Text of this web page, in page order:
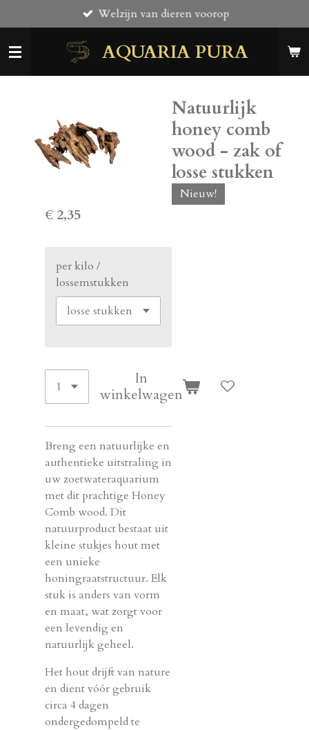
direct
naar
AQUARIA PURA
Welzijn van dieren voorop
Natuurlijk
honey comb
wood - zak of
losse stukken
Nieuw!
€ 2,35
per kilo /
lossemstukken
In
winkelwagen
Breng een natuurlijke en
authentieke uitstraling in
uw zoetwateraquarium
met dit prachtige Honey
Comb wood. Dit
natuurproduct bestaat uit
kleine stukjes hout met
een unieke
honingraatstructuur. Elk
stuk is anders van vorm
en maat, wat zorgt voor
een levendig en
natuurlijk geheel.
Het hout drijft van nature
en dient vóór gebruik
circa 4 dagen
ondergedompeld te